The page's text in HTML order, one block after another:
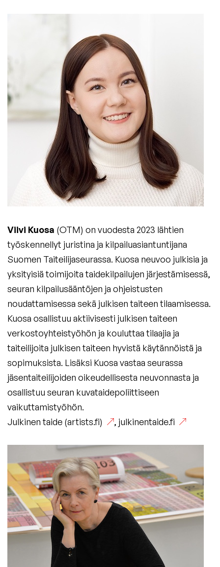
Viivi Kuosa (OTM) on vuodesta 2023 lähtien
työskennellyt juristina ja kilpailuasiantuntijana
Suomen Taiteilijaseurassa. Kuosa neuvoo julkisia ja
yksityisiä toimijoita taidekilpailujen järjestämisessä,
seuran kilpailusääntöjen ja ohjeistusten
noudattamisessa sekä julkisen taiteen tilaamisessa.
Kuosa osallistuu aktiivisesti julkisen taiteen
verkostoyhteistyöhön ja kouluttaa tilaajia ja
taiteilijoita julkisen taiteen hyvistä käytännöistä ja
sopimuksista. Lisäksi Kuosa vastaa seurassa
jäsentaiteilijoiden oikeudellisesta neuvonnasta ja
osallistuu seuran kuvataidepoliittiseen
vaikuttamistyöhön.
Julkinen taide (artists.fi)
, julkinentaide.fi